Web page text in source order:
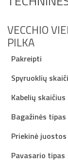
VECCHIO
PILKA
Pakreipti
Spyruoklių
Kabelių skaičius
Bagažinės tipas
Priekinė
Pavasario tipas